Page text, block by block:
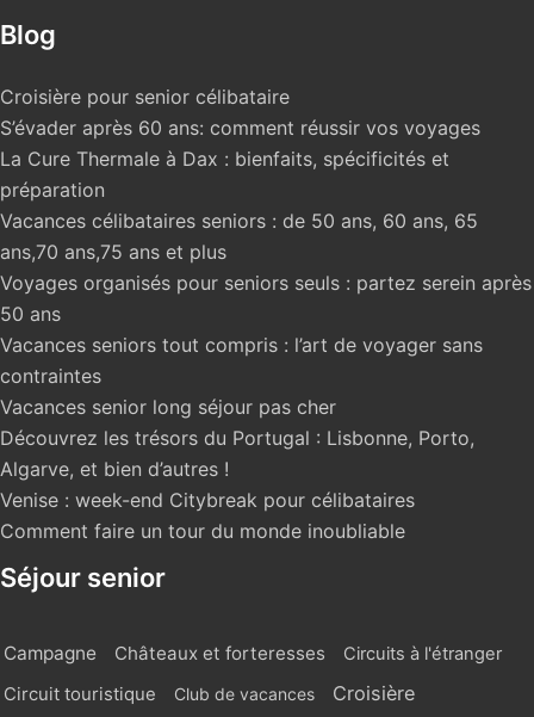
Blog
Croisière pour senior célibataire
S’évader après 60 ans: comment réussir vos voyages
La Cure Thermale à Dax : bienfaits, spécificités et
préparation
Vacances célibataires seniors : de 50 ans, 60 ans, 65
ans,70 ans,75 ans et plus
Voyages organisés pour seniors seuls : partez serein après
50 ans
Vacances seniors tout compris : l’art de voyager sans
contraintes
Vacances senior long séjour pas cher
Découvrez les trésors du Portugal : Lisbonne, Porto,
Algarve, et bien d’autres !
Venise : week-end Citybreak pour célibataires
Comment faire un tour du monde inoubliable
Séjour senior
Campagne Châteaux et forteresses
Circuits à l'étranger
Circuit touristique
Club de vacances Croisière